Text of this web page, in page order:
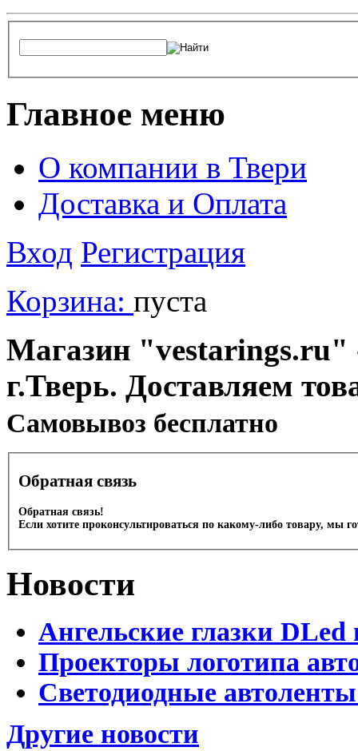
Главное меню
О компании в Твери
Доставка и Оплата
Вход Регистрация
Корзина: пуста
Магазин "vestarings.ru"
г.Тверь. Доставляем
Cамовывоз бесплатно
Обратная связь
Обратная связь!
Если хотите проконсультироваться по какому-либо товару, мы
Новости
Ангельские глазки DLed
Проекторы логотипа
Светодиодные
Другие новости